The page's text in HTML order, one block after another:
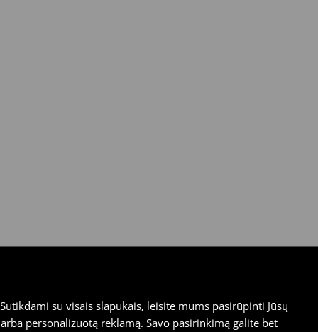
su visais slapukais, leisite mums pasirūpinti Jūsų
personalizuotą reklamą. Savo pasirinkimą galite bet